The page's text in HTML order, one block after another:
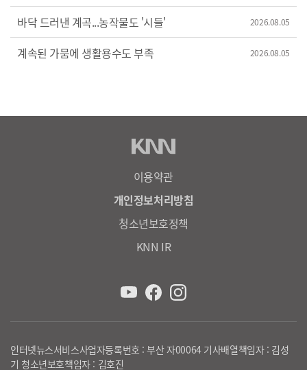
바닥 드러낸 계곡...농작물도 '시들' 2026.08.05
계속된 가뭄에 생활용수도 부족 2026.08.05
이용약관
개인정보처리방침
청소년보호정책
KNN IR
인터넷뉴스서비스사업자등록번호 : 부산 자00064 기사배열책임자 : 김성
기 청소년보호책임자 : 김호진